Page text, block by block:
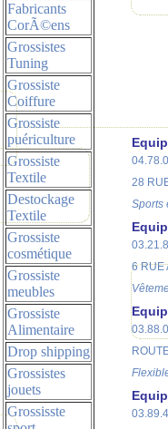
Fabricants
CorÃ©ens
Grossistes
Tuning
Grossiste
Coiffure
Grossiste
puériculture
Grossiste
Textile
Destockage
Textile
Grossiste
cosmétique
Grossiste
meubles
Grossiste
Alimentaire
Drop shipping
Grossistes
jouets
Grossisste
28
Sports
6 RUE